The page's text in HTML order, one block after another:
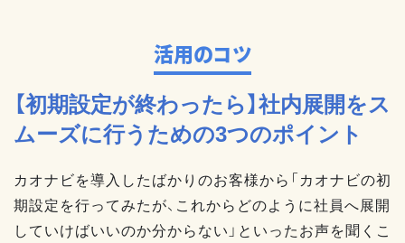
活用のコツ
【初期設定が終わったら】社内展開をス
ムーズに行うための3つのポイント
カオナビを導入したばかりのお客様から「カオナビの初
期設定を行ってみたが、これからどのように社員へ展開
していけばいいのか分からない」といったお声を聞くこ